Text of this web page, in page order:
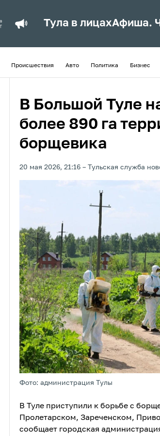
Тула в лицахАфиша.
Происшествия Авто Политика Бизнес
В Большой Туле
более 890 га
борщевика
20 мая 2026, 21:16 Тульская служба
Фото: администрация Тулы
В Туле приступили к борьбе с
Пролетарском, Зареченском,
сообщает городская